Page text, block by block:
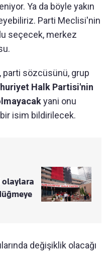
Ya da böyle yakın
Parti Meclisi'nin
seçecek, merkez
parti sözcüsünü, grup
Halk Partisi'nin
yani onu
isim bildirilecek.
olaylara
değişiklik olacağı